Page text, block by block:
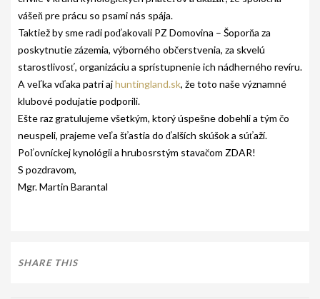
INZERCIA
KONTAKT
vášeň pre prácu so psami nás spája.
Taktiež by sme radi poďakovali PZ Domovina – Šoporňa za
poskytnutie zázemia, výborného občerstvenia, za skvelú
starostlivosť, organizáciu a sprístupnenie ich nádherného revíru.
A veľka vďaka patri ajhuntingland.sk, že toto naše významné
klubové podujatie podporili.
Ešte raz gratulujeme všetkým, ktorý úspešne dobehli a tým čo
neuspeli, prajeme veľa šťastia do ďalších skúšok a súťaží.
Poľovníckej kynológii a hrubosrstým stavačom ZDAR!
S pozdravom,
Mgr. Martin Barantal
SHARE THIS